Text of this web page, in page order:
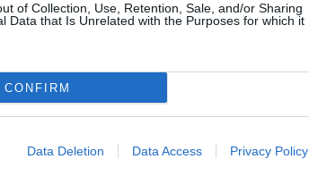
of Collection, Use, Retention, Sale, and/or Sharing
Data that Is Unrelated with the Purposes for which it
CONFIRM
Data Deletion Data Access Privacy Policy
tartalmazza:
2 év napon belüli